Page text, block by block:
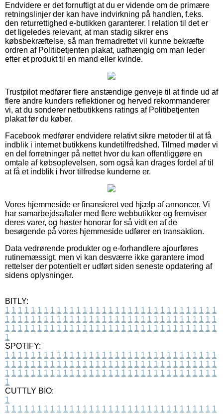
Endvidere er det fornuftigt at du er vidende om de primære
retningslinjer der kan have indvirkning på handlen, f.eks.
den returrettighed e-butikken garanterer. I relation til det er
det ligeledes relevant, at man stadig sikrer ens
købsbekræftelse, så man fremadrettet vil kunne bekræfte
ordren af Politibetjenten plakat, uafhængig om man leder
efter et produkt til en mand eller kvinde.
Trustpilot medfører flere anstændige genveje til at finde ud af
flere andre kunders reflektioner og herved rekommanderer
vi, at du sonderer netbutikkens ratings af Politibetjenten
plakat før du køber.
Facebook medfører endvidere relativt sikre metoder til at få
indblik i internet butikkens kundetilfredshed. Tilmed møder vi
en del forretninger på nettet hvor du kan offentliggøre en
omtale af købsoplevelsen, som også kan drages fordel af til
at få et indblik i hvor tilfredse kunderne er.
Vores hjemmeside er finansieret ved hjælp af annoncer. Vi
har samarbejdsaftaler med flere webbutikker og fremviser
deres varer, og høster honorar for så vidt en af de
besøgende på vores hjemmeside udfører en transaktion.
Data vedrørende produkter og e-forhandlere ajourføres
rutinemæssigt, men vi kan desværre ikke garantere imod
rettelser der potentielt er udført siden seneste opdatering af
sidens oplysninger.
BITLY:
1 1 1 1 1 1 1 1 1 1 1 1 1 1 1 1 1 1 1 1 1 1 1 1 1 1 1 1 1 1 1 1 1
1 1 1 1 1 1 1 1 1 1 1 1 1 1 1 1 1 1 1 1 1 1 1 1 1 1 1 1 1 1 1 1 1
1 1 1 1 1 1 1 1 1 1 1 1 1 1 1 1 1 1 1 1 1 1 1 1 1 1 1 1 1 1 1 1 1
1
SPOTIFY:
1 1 1 1 1 1 1 1 1 1 1 1 1 1 1 1 1 1 1 1 1 1 1 1 1 1 1 1 1 1 1 1 1
1 1 1 1 1 1 1 1 1 1 1 1 1 1 1 1 1 1 1 1 1 1 1 1 1 1 1 1 1 1 1 1 1
1 1 1 1 1 1 1 1 1 1 1 1 1 1 1 1 1 1 1 1 1 1 1 1 1 1 1 1 1 1 1 1 1
1
CUTTLY BIO:
1
1 1 1 1 1 1 1 1 1 1 1 1 1 1 1 1 1 1 1 1 1 1 1 1 1 1 1 1 1 1 1 1 1